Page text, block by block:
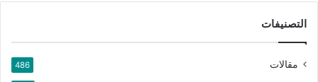
التصنيفات
مقالات 486